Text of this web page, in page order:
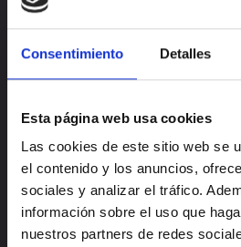
Consentimiento Detalles
Esta página web usa cookies
Las cookies de este sitio web se
el contenido y los anuncios,
sociales y analizar el tráfico.
información sobre el uso que
nuestros partners de redes
Acepto lapolítica de privacidad
Acepto recibir novedades de